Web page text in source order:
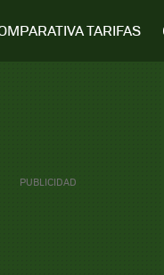
TARIFAS